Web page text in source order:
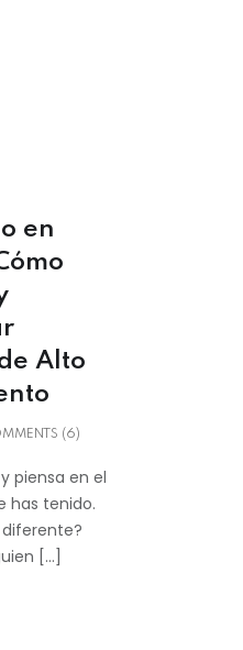
en
Alto
(6)
piensa en el
has tenido.
[…]